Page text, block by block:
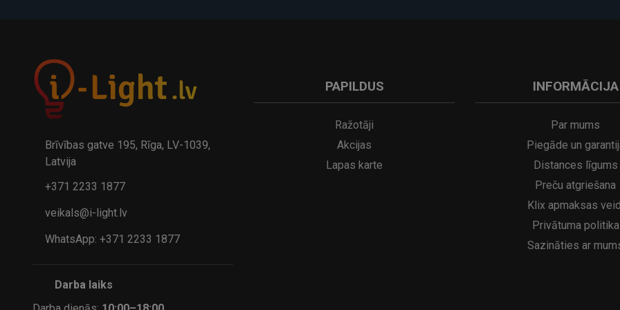
32.95€
A
kumulatora LED galda lampa SERINA Mini Ø80×200 mm..
29.95€ 21.95€
Brīvības gatve 195, Rīga, LV-1039,
Latvija
+371 2233 1877
veikals@i-light.lv
WhatsApp: +371 2233 1877
Darba laiks
PAPILDUS
Ražotāji
Akcijas
Lapas karte
INFORMĀCIJA
Par mums
Piegāde un
Distances līgums
Preču atgriešana
Klix apmaksas
Privātuma politika
Sazināties ar